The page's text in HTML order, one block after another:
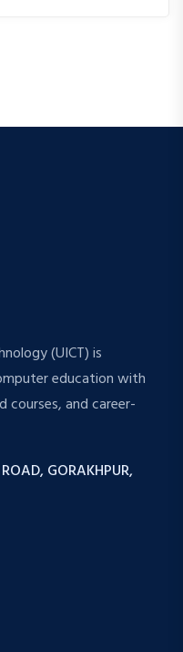
(UICT) is
education with
and career-
GORAKHPUR,